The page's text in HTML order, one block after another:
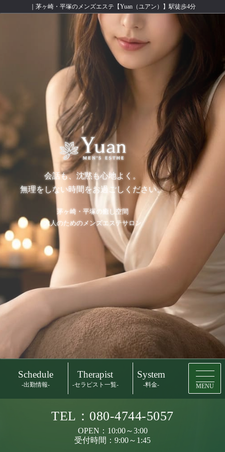
｜茅ヶ崎・平塚のメンズエステ【Yuan（ユアン）】駅徒歩4分
会話も、沈黙も心地よく。
無理をしない時間をお過ごしください。
茅ヶ崎・平塚の癒し空間
大人のためのメンズエステサロン
Schedule
-出勤情報-
Therapist
-セラピスト一覧-
System
-料金- MENU
TEL：080-4744-5057
OPEN：10:00～3:00
受付時間：9:00～1:45